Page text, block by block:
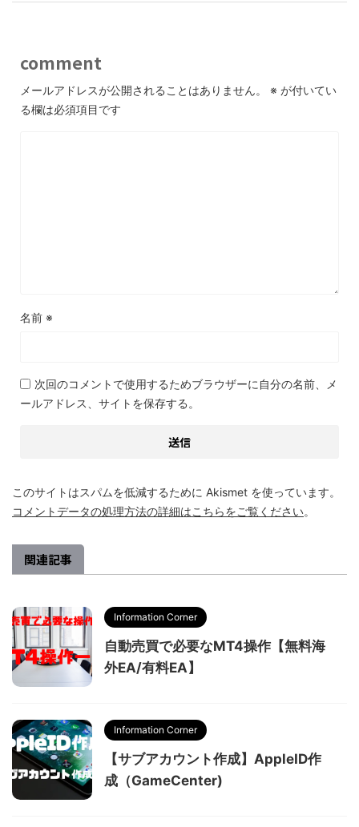
comment
メールアドレスが公開されることはありません。 ※ が付いてい
る欄は必須項目です
名前 ※
次回のコメントで使用するためブラウザーに自分の名前、メ
ールアドレス、サイトを保存する。
このサイトはスパムを低減するために Akismet を使っています。
コメントデータの処理方法の詳細はこちらをご覧ください。
関連記事
Information Corner
自動売買で必要なMT4操作【無料海
外EA/有料EA】
Information Corner
【サブアカウント作成】AppleID作
成（GameCenter)